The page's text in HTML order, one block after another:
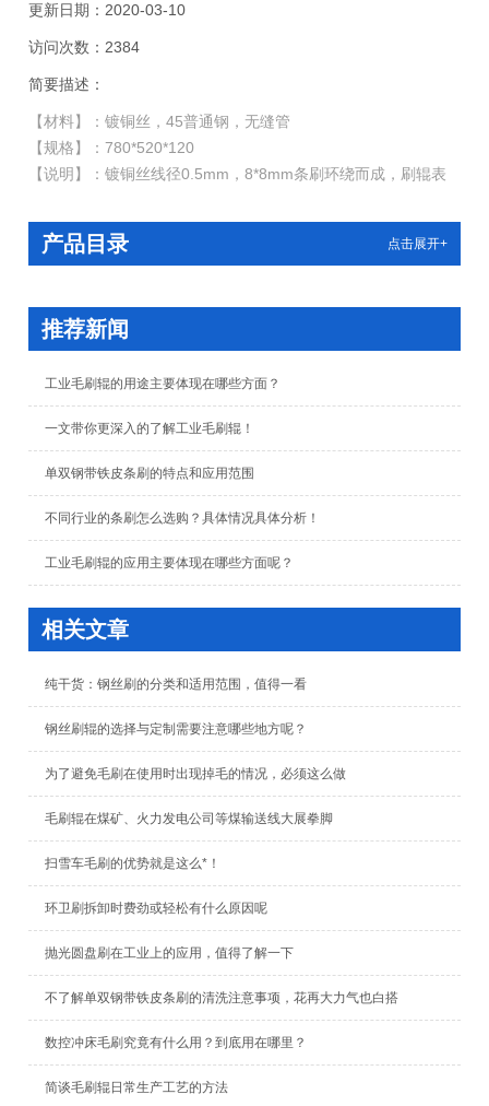
更新日期：2020-03-10
访问次数：2384
简要描述：
【材料】：镀铜丝，45普通钢，无缝管
【规格】：780*520*120
【说明】：镀铜丝线径0.5mm，8*8mm条刷环绕而成，刷辊表
锈迹、毛刺等。同时，本厂提供旧刷辊重新更换刷丝，制作成本
大大降低。
产品目录 点击展开+
推荐新闻
工业毛刷辊的用途主要体现在哪些方面？
一文带你更深入的了解工业毛刷辊！
单双钢带铁皮条刷的特点和应用范围
不同行业的条刷怎么选购？具体情况具体分析！
工业毛刷辊的应用主要体现在哪些方面呢？
相关文章
纯干货：钢丝刷的分类和适用范围，值得一看
钢丝刷辊的选择与定制需要注意哪些地方呢？
为了避免毛刷在使用时出现掉毛的情况，必须这么做
毛刷辊在煤矿、火力发电公司等煤输送线大展拳脚
扫雪车毛刷的优势就是这么*！
环卫刷拆卸时费劲或轻松有什么原因呢
抛光圆盘刷在工业上的应用，值得了解一下
不了解单双钢带铁皮条刷的清洗注意事项，花再大力气也白搭
数控冲床毛刷究竟有什么用？到底用在哪里？
简谈毛刷辊日常生产工艺的方法